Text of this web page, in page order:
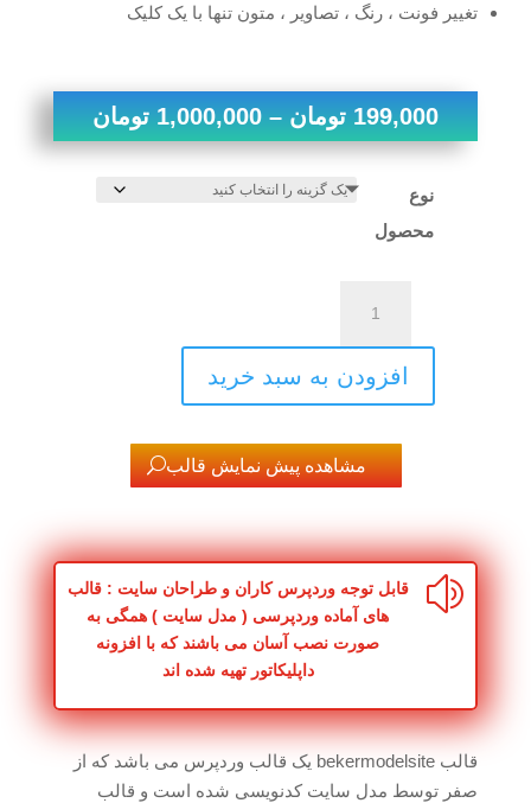
تغییر فونت ، رنگ ، تصاویر ، متون تنها با یک کلیک
199,000 تومان –
1,000,000 تومان
نوع
محصول
رزومه
و
شخصی
نمونه
کار
وردپرس
عدد
افزودن به سبد خرید
مشاهده پیش نمایش قالب
z
قابل توجه وردپرس کاران و طراحان سایت : قالب
های آماده وردپرسی ( مدل سایت ) همگی به
صورت نصب آسان می باشند که با افزونه
داپلیکاتور تهیه شده اند
قالب bekermodelsite یک قالب وردپرس می باشد که از
صفر توسط مدل سایت کدنویسی شده است و قالب